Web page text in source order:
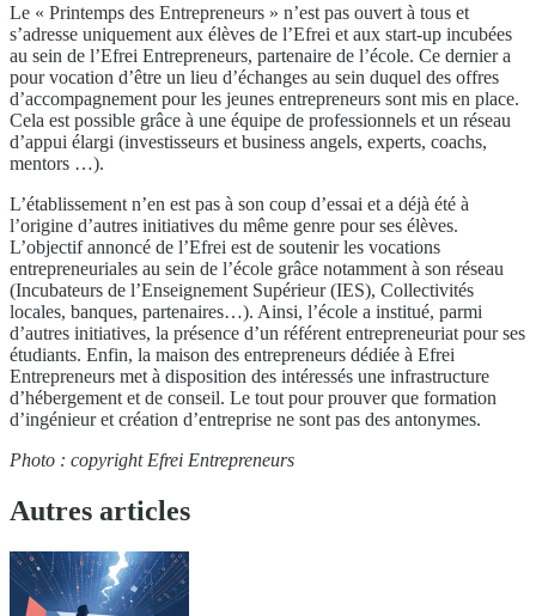
Le « Printemps des Entrepreneurs » n’est pas ouvert à tous et
s’adresse uniquement aux élèves de l’Efrei et aux start-up incubées
au sein de l’Efrei Entrepreneurs, partenaire de l’école. Ce dernier a
pour vocation d’être un lieu d’échanges au sein duquel des offres
d’accompagnement pour les jeunes entrepreneurs sont mis en place.
Cela est possible grâce à une équipe de professionnels et un réseau
d’appui élargi (investisseurs et business angels, experts, coachs,
mentors …).
L’établissement n’en est pas à son coup d’essai et a déjà été à
l’origine d’autres initiatives du même genre pour ses élèves.
L’objectif annoncé de l’Efrei est de soutenir les vocations
entrepreneuriales au sein de l’école grâce notamment à son réseau
(Incubateurs de l’Enseignement Supérieur (IES), Collectivités
locales, banques, partenaires…). Ainsi, l’école a institué, parmi
d’autres initiatives, la présence d’un référent entrepreneuriat pour ses
étudiants. Enfin, la maison des entrepreneurs dédiée à Efrei
Entrepreneurs met à disposition des intéressés une infrastructure
d’hébergement et de conseil. Le tout pour prouver que formation
d’ingénieur et création d’entreprise ne sont pas des antonymes.
Photo : copyright Efrei Entrepreneurs
Autres articles